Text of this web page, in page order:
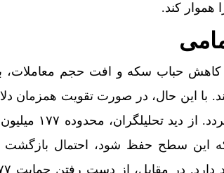
که کاهش حباب سکه و افت حجم
با این حال، در صورت تقویت همزمان
سکه می‌تواند دوباره به
این سطح حفظ شود، احتمال